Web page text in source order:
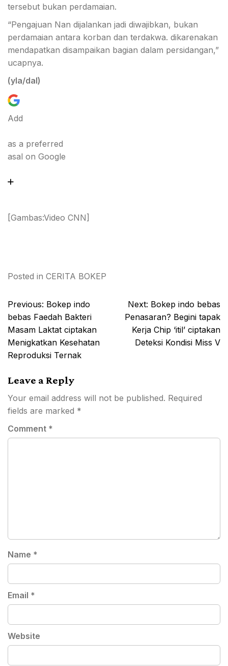
tersebut bukan perdamaian.
“Pengajuan Nan dijalankan jadi diwajibkan, bukan
perdamaian antara korban dan terdakwa. dikarenakan
mendapatkan disampaikan bagian dalam persidangan,”
ucapnya.
(yla/dal)
Add
as a preferred
asal on Google
[Gambas:Video CNN]
Posted in CERITA BOKEP
Post
navigation
Previous: Bokep indo
bebas Faedah Bakteri
Masam Laktat ciptakan
Menigkatkan Kesehatan
Reproduksi Ternak
Next: Bokep indo bebas
Penasaran? Begini tapak
Kerja Chip ‘itil’ ciptakan
Deteksi Kondisi Miss V
Leave a Reply
Your email address will not be published. Required
fields are marked *
Comment *
Name *
Email *
Website